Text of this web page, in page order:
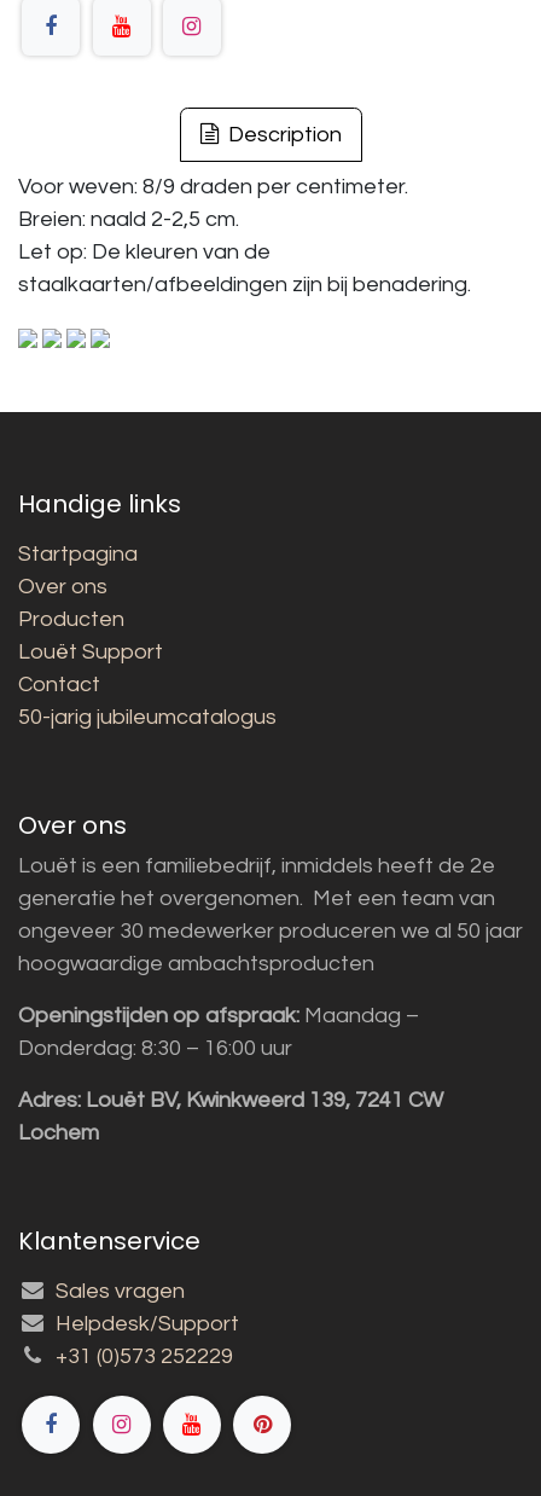
Description
Voor weven: 8/9 draden per centimeter.
Breien: naald 2-2,5 cm.
Let op: De kleuren van de
staalkaarten/afbeeldingen zijn bij benadering.
Handige links
Startpagina
Over ons
Producten
Louët Support
Contact
50-jarig jubileumcatalogus
Over ons
Louët is een familiebedrijf, inmiddels heeft de 2e
generatie het overgenomen. Met een team van
ongeveer 30 medewerker produceren we al 50 jaar
hoogwaardige ambachtsproducten
Openingstijden op afspraak: Maandag –
Donderdag: 8:30 – 16:00 uur
Adres: Louët BV, Kwinkweerd 139, 7241 CW
Lochem
Klantenservice
Sales vragen
Helpdesk/Support
+31 (0)573 252229